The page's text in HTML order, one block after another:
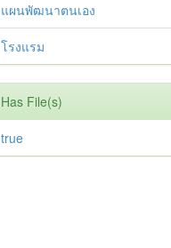
แผนพัฒนาตนเอง
โรงแรม
Has File(s)
true